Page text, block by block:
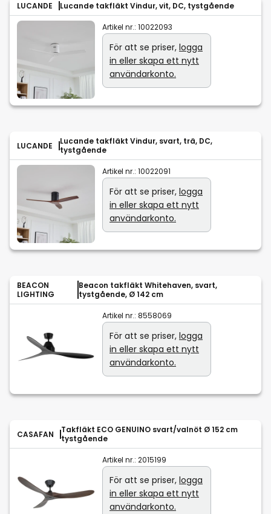
LUCANDE Lucande takfläkt Vindur, vit, DC, tystgående
Artikel nr.: 10022093
För att se priser, logga
in eller skapa ett nytt
användarkonto.
LUCANDE
Lucande takfläkt Vindur, svart, trä, DC,
tystgående
Artikel nr.: 10022091
För att se priser, logga
in eller skapa ett nytt
användarkonto.
BEACON
LIGHTING
Beacon takfläkt Whitehaven, svart,
tystgående, Ø 142 cm
Artikel nr.: 8558069
För att se priser, logga
in eller skapa ett nytt
användarkonto.
CASAFAN
Takfläkt ECO GENUINO svart/valnöt Ø 152 cm
tystgående
Artikel nr.: 2015199
För att se priser, logga
in eller skapa ett nytt
användarkonto.